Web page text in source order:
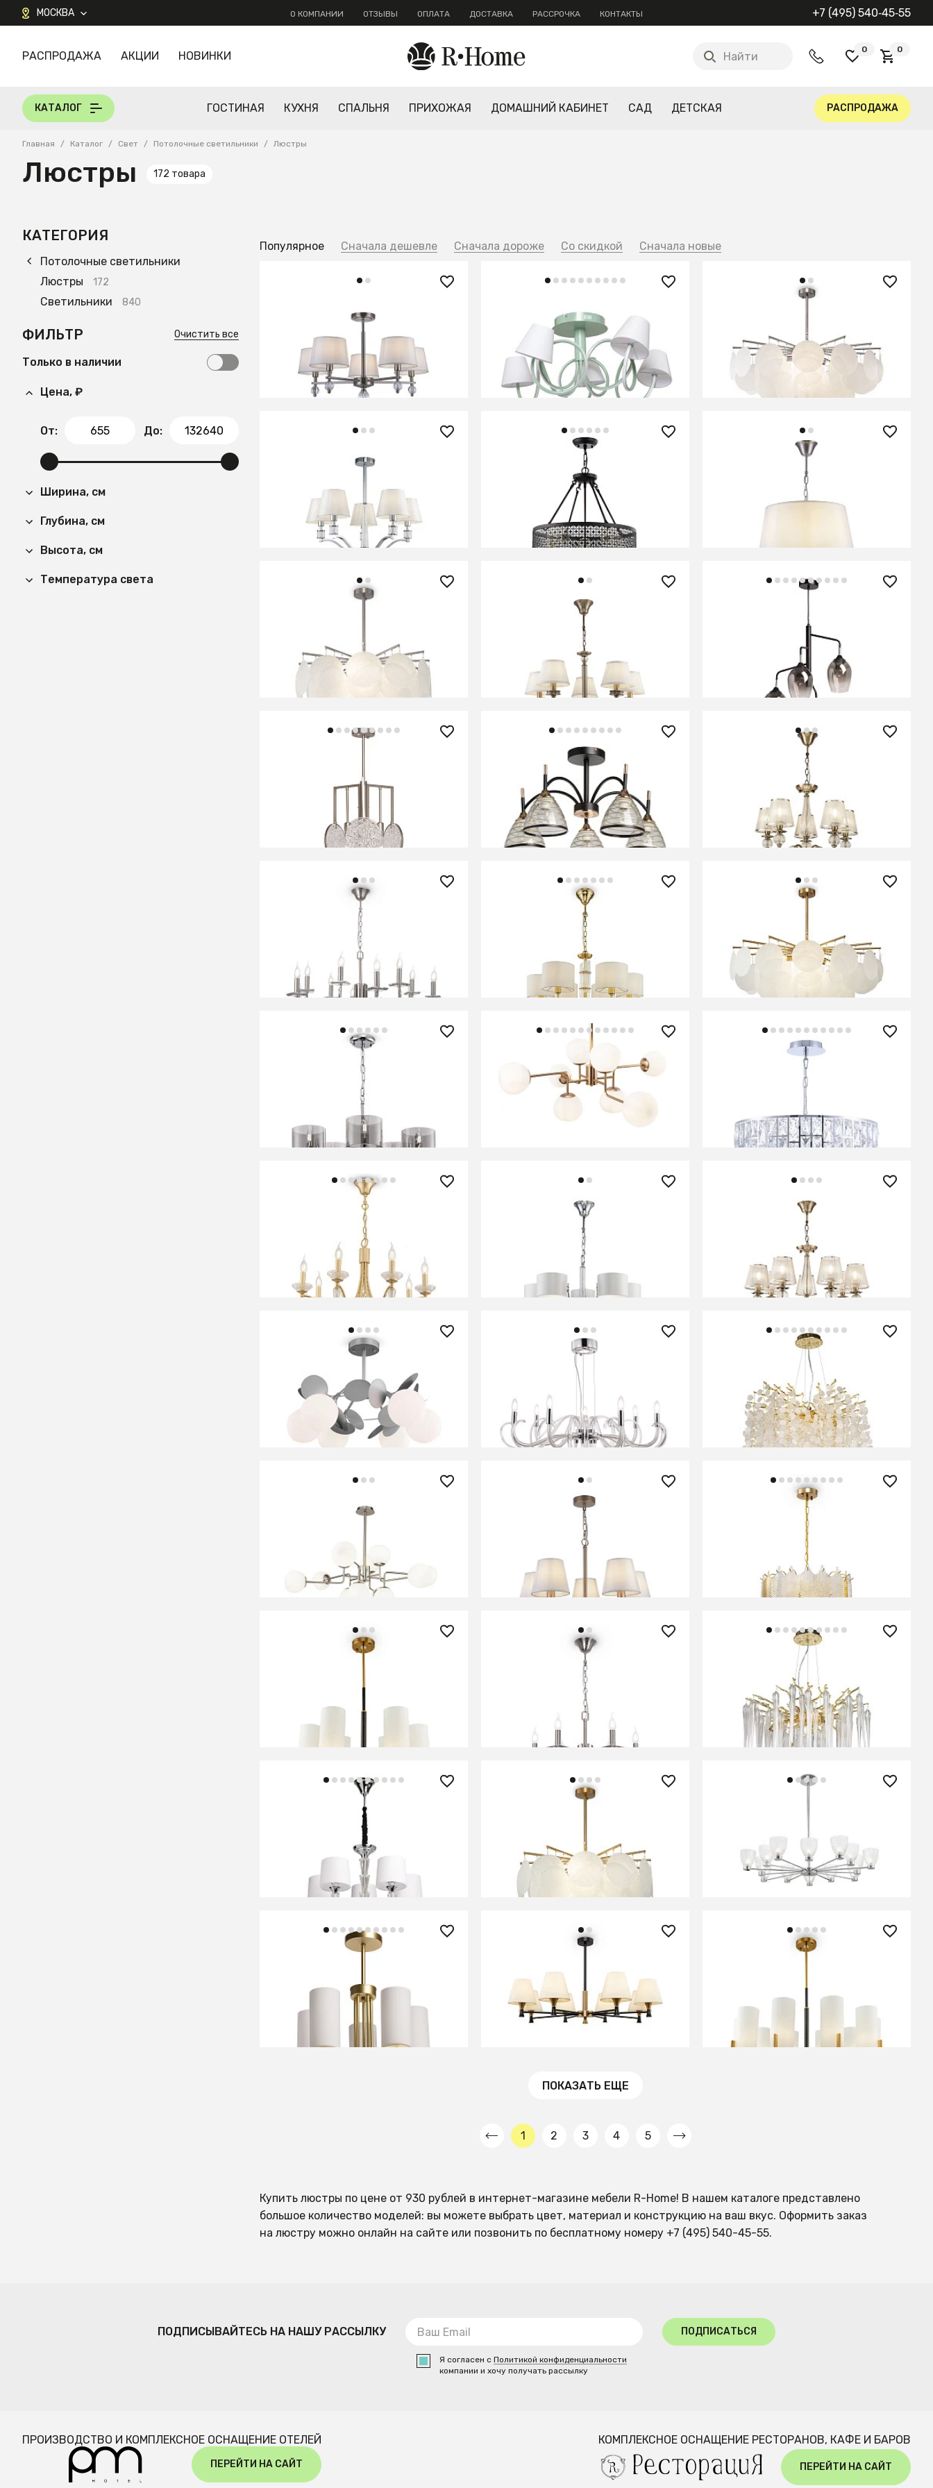
МОСКВА О КОМПАНИИ ОТЗЫВЫ ОПЛАТА ДОСТАВКА РАССРОЧКА КОНТАКТЫ +7 (495) 540‑45‑55
КАТАЛОГ
РАСПРОДАЖА АКЦИИ НОВИНКИ Найти
0 0
КАТАЛОГ ГОСТИНАЯ КУХНЯ СПАЛЬНЯ ПРИХОЖАЯ ДОМАШНИЙ КАБИНЕТ САД ДЕТСКАЯ РАСПРОДАЖА
Главная / Каталог / Свет / Потолочные светильники / Люстры
Люстры 172 товара
КАТЕГОРИЯ
Потолочные светильники
Люстры
172
Светильники 840
ФИЛЬТР Очистить все
Только в наличии
Цена, ₽
От: До:
Ширина, см
Глубина, см
Высота, см
Температура света
Популярное Сначала дешевле Сначала дороже Со скидкой Сначала новые
Люстра Freya FR5679PL-05N
В КОРЗИНУ
Люстра потолочная MW-Light
Аэлита 480013105
В КОРЗИНУ В КОРЗИНУ
Люстра Freya FR5020PL-05CH
В КОРЗИНУ
Люстра Freya FR4166-PL-05C-BL
В КОРЗИНУ
Люстра Freya FR5679PL-03N
В КОРЗИНУ
Люстра Freya FR2016PL-05BZ
В КОРЗИНУ
Люстра подвесная De City Альфа
В КОРЗИНУ
Люстра подвесная MW-Light
Илоника 451012803
В КОРЗИНУ
Люстра потолочная De City Dela
635015405
В КОРЗИНУ
Люстра Freya FR2685PL-05BZ
В КОРЗИНУ
Люстра Freya FR1006PL-12N
В КОРЗИНУ
Люстра Maytoni MOD088PL-06BS
В КОРЗИНУ В КОРЗИНУ
Люстра Freya FR5096PL-05CH
В КОРЗИНУ
Люстра Maytoni MOD221-PL-08-G
В КОРЗИНУ
Люстра Maytoni MOD184-PL-04-
В КОРЗИНУ
Люстра Freya FR2009PL-07G
В КОРЗИНУ
Люстра Freya FR5012PL-05CH
В КОРЗИНУ
Люстра Freya FR2685PL-07BZ
В КОРЗИНУ
Люстра Freya FR5165PL-06S
В КОРЗИНУ
Люстра Maytoni MOD051PL-07TR
В КОРЗИНУ
Люстра подвесная De City Лайма
467011508
В КОРЗИНУ
Люстра Maytoni MOD221-PL-12-N
В КОРЗИНУ
Люстра Freya FR5671PL-05G
В КОРЗИНУ
Люстра Freya FR5143PL-07G
В КОРЗИНУ
Люстра Freya FR1006PL-06N
В КОРЗИНУ
Люстра подвесная De City Лайма
В КОРЗИНУ
Люстра подвесная MW-Light
Palermo 386018305
В КОРЗИНУ В КОРЗИНУ В КОРЗИНУ
Каталина 361012005
В КОРЗИНУ
Люстра Freya FR5098PL-08BBS
В КОРЗИНУ
ПОКАЗАТЬ ЕЩЕ
1 2 3 4 5
Купить люстры по цене от 930 рублей в интернет-магазине мебели R-Home! В нашем каталоге представлено
большое количество моделей: вы можете выбрать цвет, материал и конструкцию на ваш вкус. Оформить заказ
на люстру можно онлайн на сайте или позвонить по бесплатному номеру +7 (495) 540-45-55.
ПОДПИСЫВАЙТЕСЬ НА НАШУ РАССЫЛКУ
Я согласен с Политикой конфиденциальности
компании и хочу получать рассылку
ПОДПИСАТЬСЯ
ПРОИЗВОДСТВО И КОМПЛЕКСНОЕ ОСНАЩЕНИЕ ОТЕЛЕЙ
ПЕРЕЙТИ НА САЙТ
КОМПЛЕКСНОЕ ОСНАЩЕНИЕ РЕСТОРАНОВ, КАФЕ И БАРОВ
ПЕРЕЙТИ НА САЙТ